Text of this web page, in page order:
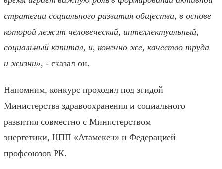
стратегии социального развития общества, в основе
которой лежит человеческий, интеллектуальный,
социальный капитал, и, конечно же, качество труда
и жизни», - сказал он.
Напомним, конкурс проходил под эгидой
Министерства здравоохранения и социального
развития совместно с Министерством
энергетики, НПП «Атамекен» и Федерацией
профсоюзов РК.